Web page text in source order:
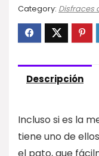
Category: Disfraces
Descripción
Incluso si es la
tiene uno de